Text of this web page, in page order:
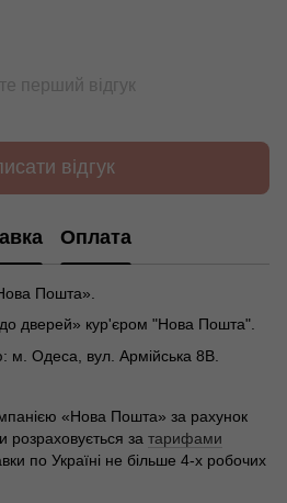
перший відгук
відгук
Оплата
Пошта».
дверей» кур'єром "Нова Пошта".
м. Одеса, вул. Армійська 8В.
«Нова Пошта» за рахунок
розраховується за тарифами
по Україні не більше 4-х робочих